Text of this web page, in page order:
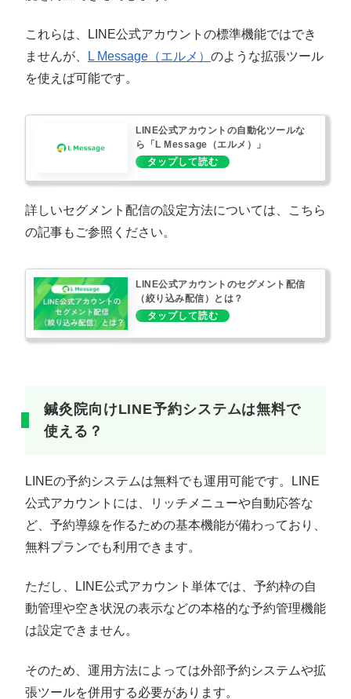
これらは、LINE公式アカウントの標準機能ではでき
ませんが、
L Message（エルメ） のような拡張ツール
を使えば可能です。
LINE公式アカウントの自動化ツールな
ら「L Message（エルメ）」
詳しいセグメント配信の設定方法については、こちら
の記事もご参照ください。
LINE公式アカウントのセグメント配信
（絞り込み配信）とは？
鍼灸院向けLINE予約システムは無料で
使える？
LINEの予約システムは無料でも運用可能です。LINE
公式アカウントには、リッチメニューや自動応答な
ど、予約導線を作るための基本機能が備わっており、
無料プランでも利用できます。
ただし、LINE公式アカウント単体では、予約枠の自
動管理や空き状況の表示などの本格的な予約管理機能
は設定できません。
そのため、運用方法によっては外部予約システムや拡
張ツールを併用する必要があります。